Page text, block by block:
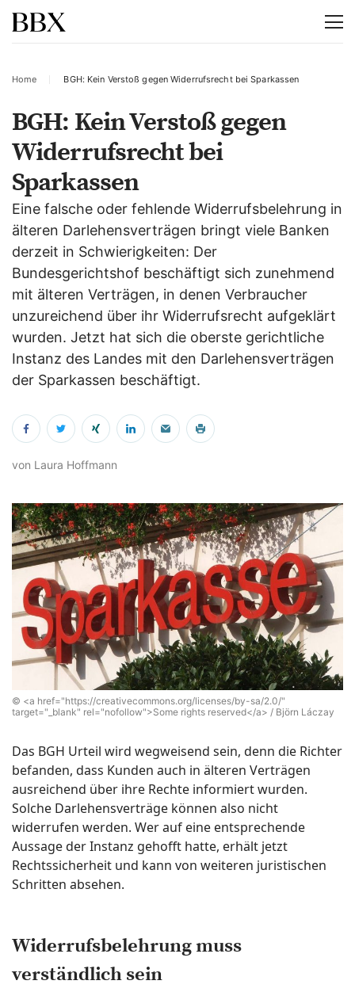
Home BGH: Kein Verstoß gegen Widerrufsrecht bei Sparkassen
BGH: Kein Verstoß gegen
Widerrufsrecht bei
Sparkassen
Eine falsche oder fehlende Widerrufsbelehrung in
älteren Darlehensverträgen bringt viele Banken
derzeit in Schwierigkeiten: Der
Bundesgerichtshof beschäftigt sich zunehmend
mit älteren Verträgen, in denen Verbraucher
unzureichend über ihr Widerrufsrecht aufgeklärt
wurden. Jetzt hat sich die oberste gerichtliche
Instanz des Landes mit den Darlehensverträgen
der Sparkassen beschäftigt.
von Laura Hoffmann
© <a href="https://creativecommons.org/licenses/by-sa/2.0/"
target="_blank" rel="nofollow">Some rights reserved</a> / Björn Láczay
Das BGH Urteil wird wegweisend sein, denn die Richter
befanden, dass Kunden auch in älteren Verträgen
ausreichend über ihre Rechte informiert wurden.
Solche Darlehensverträge können also nicht
widerrufen werden. Wer auf eine entsprechende
Aussage der Instanz gehofft hatte, erhält jetzt
Rechtssicherheit und kann von weiteren juristischen
Schritten absehen.
Widerrufsbelehrung muss
verständlich sein